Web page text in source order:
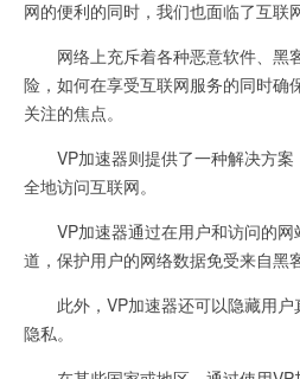
网的便利的同时，我们也面临了互联
网络上充斥着各种恶意软件、黑
险，如何在享受互联网服务的同时确
关注的焦点。
VP加速器则提供了一种解决方案
全地访问互联网。
VP加速器通过在用户和访问的网
道，保护用户的网络数据免受来自黑
此外，VP加速器还可以隐藏用户
隐私。